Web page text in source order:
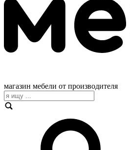
магазин мебели от производителя